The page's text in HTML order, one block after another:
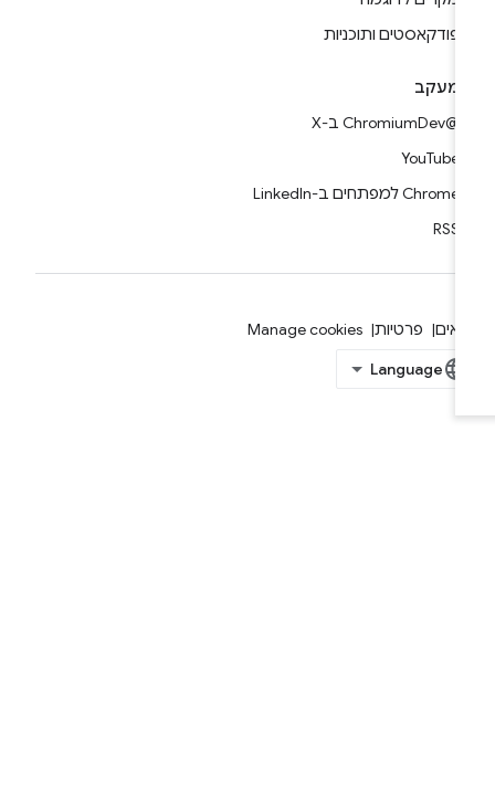
פודקאסטים ותוכניות
מעקב
YouTube
Chrome למפתחים ב-LinkedIn
פרטיות Manage cookies